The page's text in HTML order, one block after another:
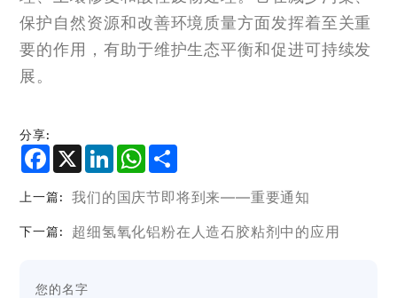
保护自然资源和改善环境质量方面发挥着至关重
要的作用，有助于维护生态平衡和促进可持续发
展。
分享:
Facebook
X LinkedInWhatsApp
上一篇: 我们的国庆节即将到来——重要通知
下一篇: 超细氢氧化铝粉在人造石胶粘剂中的应用